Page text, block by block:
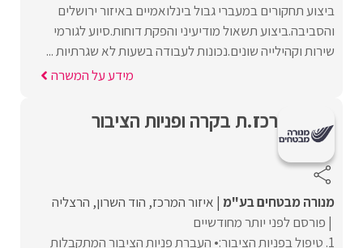
ביצוע תחקורים במעברי גבול בינלואמיים באיזור ירושלים
והסביבה.ביצוע תשאול מודיעיני והפקת דוחות.סיוע לגורמי
שירות וקהילייה שונים.נכונות לעבודה בשעות לא שגרתיות ...
מידע על המשרה
רכז.ת בקרה ופניות הציבור
מנורה מבטחים בע"מ איזור המרכז הוד השרון הרצליה
פורסם לפני יותר מחודשיים
1. טיפול בפניות הציבור:• העברת פניות הציבור המתקבלות